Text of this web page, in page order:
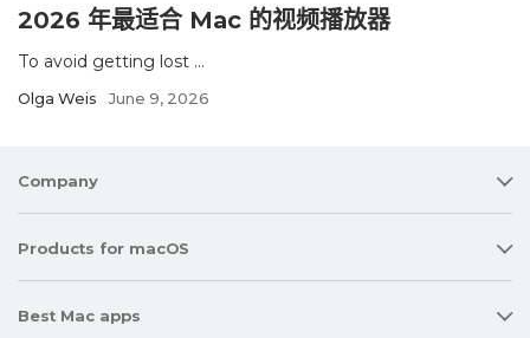
2026 年最适合 Mac 的视频播放器
To avoid getting lost ...
Olga Weis June 9, 2026
Company
Products for macOS
Best Mac apps